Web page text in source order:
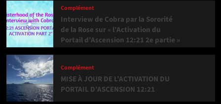
Complément
Interview de Cobra par la Sororité
de la Rose sur « l’Activation du
Portail d’Ascension 12:21 2e partie »
Complément
MISE À JOUR DE L’ACTIVATION DU
PORTAIL D’ASCENSION 12:21